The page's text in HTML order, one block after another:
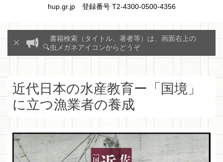
hup.gr.jp 登録番号 T2-4300-0500-4356
書籍検索（タイトル、著者等）は、画面右上の
🔍虫メガネアイコンからどうぞ
近代日本の水産教育ー「国境」
に立つ漁業者の養成